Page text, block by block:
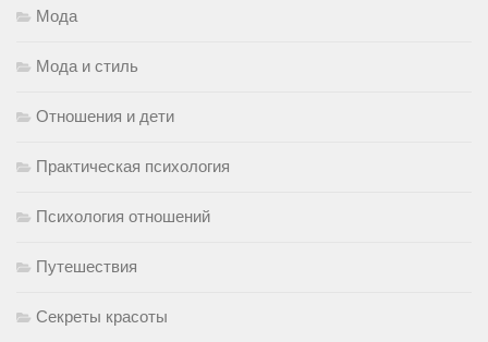
Мода
Мода и стиль
Отношения и дети
Практическая психология
Психология отношений
Путешествия
Секреты красоты